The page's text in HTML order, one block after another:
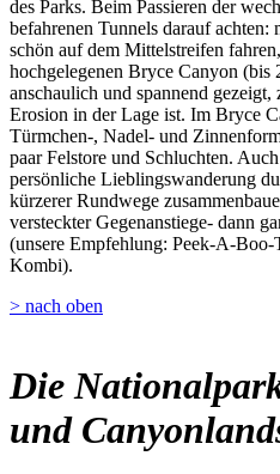
des Parks. Beim Passieren der
befahrenen Tunnels darauf
schön auf dem Mittelstreifen
hochgelegenen Bryce Canyon (bis
anschaulich und spannend
Erosion in der Lage ist. Im Bryce
Türmchen-, Nadel- und
paar Felstore und Schluchten.
persönliche Lieblingswanderung
kürzerer Rundwege
versteckter Gegenanstiege- dann
(unsere Empfehlung: Peek-A-
Kombi).
> nach oben
Die
und